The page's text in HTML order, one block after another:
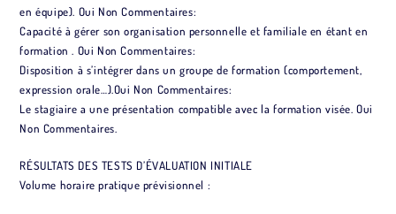
en équipe). Oui Non Commentaires:
Capacité à gérer son organisation personnelle et familiale en étant en
formation . Oui Non Commentaires:
Disposition à s’intégrer dans un groupe de formation (comportement,
expression orale…).Oui Non Commentaires:
Le stagiaire a une présentation compatible avec la formation visée. Oui
Non Commentaires.
RÉSULTATS DES TESTS D’ÉVALUATION INITIALE
Volume horaire pratique prévisionnel :